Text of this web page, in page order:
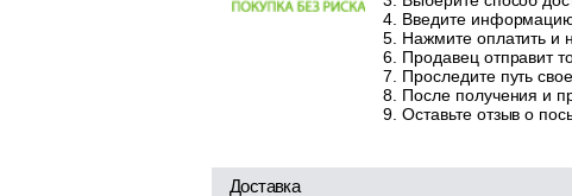
Введите
Нажмите оплатить и
Продавец отправит
Проследите путь
После получения и
Оставьте отзыв о
Доставка